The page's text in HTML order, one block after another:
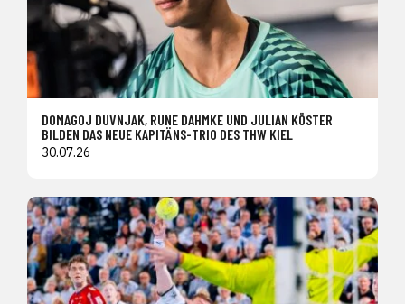
DOMAGOJ DUVNJAK, RUNE DAHMKE UND JULIAN KÖSTER
BILDEN DAS NEUE KAPITÄNS-TRIO DES THW KIEL
30.07.26